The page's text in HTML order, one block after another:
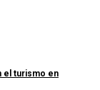
el turismo en